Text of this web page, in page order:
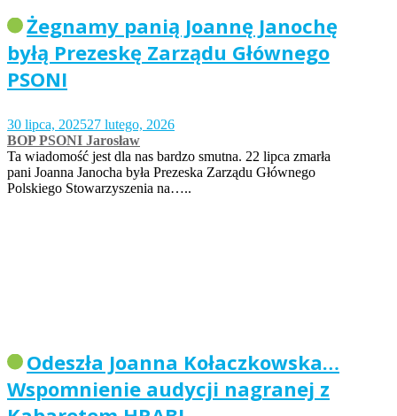
Żegnamy panią Joannę Janochę
byłą Prezeskę Zarządu Głównego
PSONI
30 lipca, 202527 lutego, 2026
BOP PSONI Jarosław
Ta wiadomość jest dla nas bardzo smutna. 22 lipca zmarła
pani Joanna Janocha była Prezeska Zarządu Głównego
Polskiego Stowarzyszenia na…..
Odeszła Joanna Kołaczkowska…
Wspomnienie audycji nagranej z